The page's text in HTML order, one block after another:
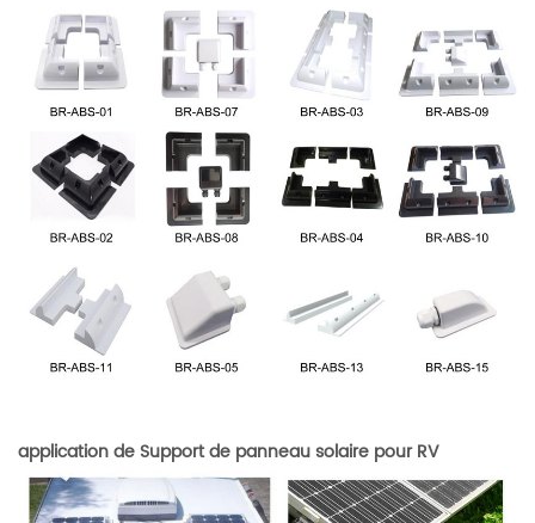
application de Support de panneau solaire pour RV